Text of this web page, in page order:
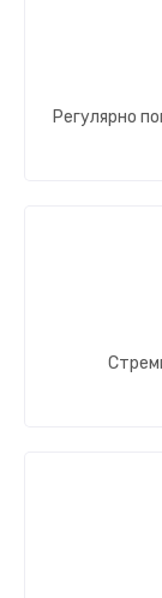
Регулярно